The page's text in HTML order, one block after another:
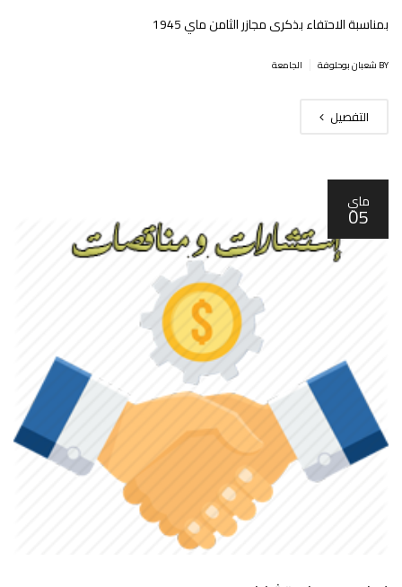
بمناسبة الاحتفاء بذكرى مجازر الثامن ماي 1945
BY شعبان بوحلوفة الجامعة
التفصيل
ماي
05